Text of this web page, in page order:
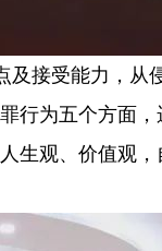
接受能力，
行为五个方面
观、价值观